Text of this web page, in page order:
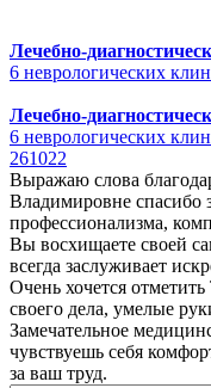
Лечебно-
6 неврологических
Лечебно-
6 неврологических
261022
Выражаю слова
Владимировне спасибо
профессионализма,
Вы восхищаете своей
всегда заслуживает
Очень хочется
своего дела, умелые
Замечательное
чувствуешь себя
за ваш труд.